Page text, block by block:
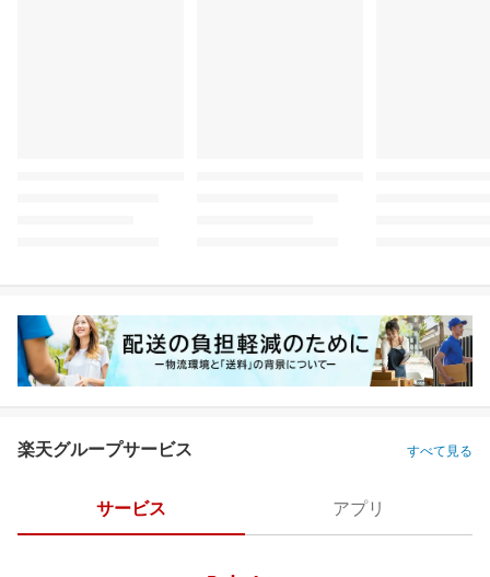
楽天グループサービス すべて見る
サービス アプリ